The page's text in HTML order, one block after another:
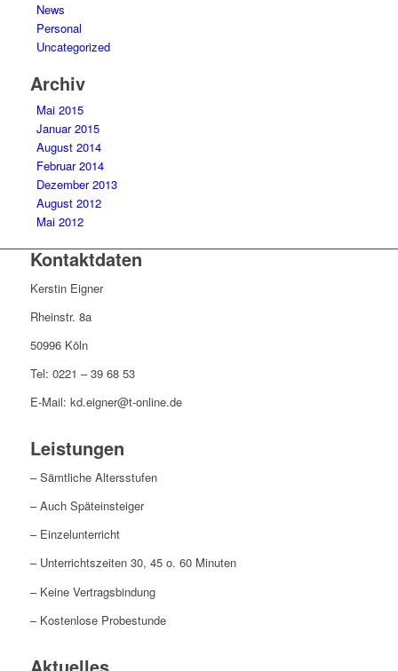
News
Personal
Uncategorized
Archiv
Mai 2015
Januar 2015
August 2014
Februar 2014
Dezember 2013
August 2012
Mai 2012
Kontaktdaten
Kerstin Eigner
Rheinstr. 8a
50996 Köln
Tel: 0221 – 39 68 53
E-Mail: kd.eigner@t-online.de
Leistungen
– Sämtliche Altersstufen
– Auch Späteinsteiger
– Einzelunterricht
– Unterrichtszeiten 30, 45 o. 60 Minuten
– Keine Vertragsbindung
– Kostenlose Probestunde
Aktuelles